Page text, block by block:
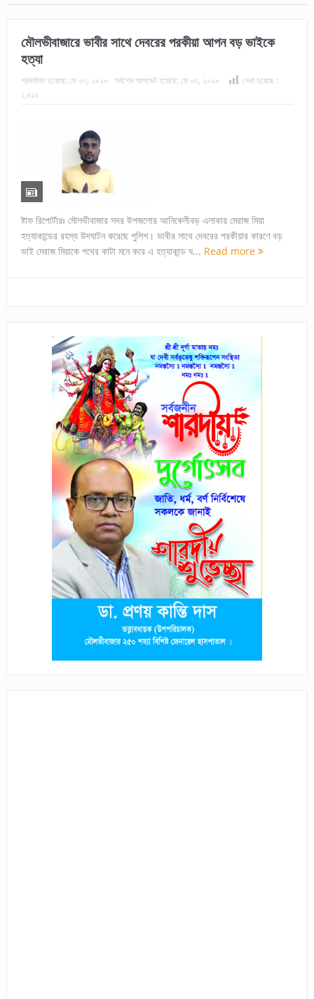
মৌলভীবাজারে ভাবীর সাথে দেবরের পরকীয়া আপন বড় ভাইকে
হত্যা
প্রকাশিত হয়েছে: মে ০৩, ২০২০ সর্বশেষ আপডেট হয়েছে: মে ০৩, ২০২০
দেখা হয়েছে :
১,৫১২
ষ্টাফ রিপোর্টারঃ মৌলভীবাজার সদর উপজলোর আনিকেলীবড় এলাকায় মেরাজ মিয়া
হত্যাকান্ডের রহস্য উদঘাটন করেছে পুলিশ। ভাবীর সাথে দেবরের পরকীয়ার কারণে বড়
ভাই মেরাজ মিয়াকে পথের কাটা মনে করে এ হত্যাকান্ড ঘ... Read more